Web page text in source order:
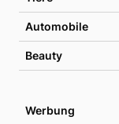
Automobile
Beauty
Werbung